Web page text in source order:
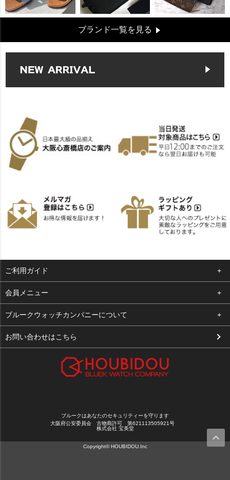
ブランド一覧を見る
ご利用ガイド
よくある質問
支払い・送料
お客様の声
会員メニュー
ログイン
お気に入り
ブルークウォッチカンパニーについて
会社概要
お問い合わせはこちら
ブルークはあなたのセキュリティーを守ります
大阪府公安委員会 古物商許可 第621113505921号
株式会社 宝美堂
Copyright© HOUBIDOU.Inc